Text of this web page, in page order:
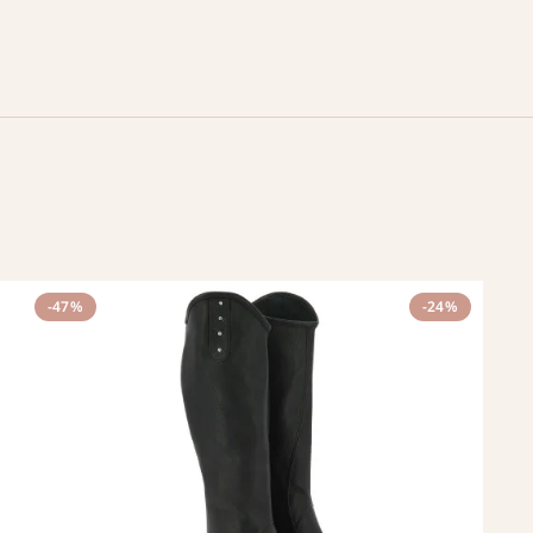
-47% -24%